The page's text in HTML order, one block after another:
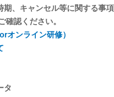
期、キャンセル等に関する事
確認ください。
オンライン研修）
タ